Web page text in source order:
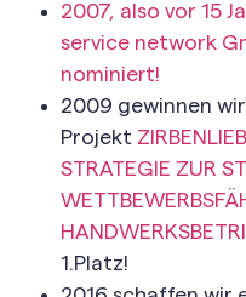
2007, also vor 15
service network
nominiert!
2009 gewinnen
Projekt
STRATEGIE ZUR
1.Platz!